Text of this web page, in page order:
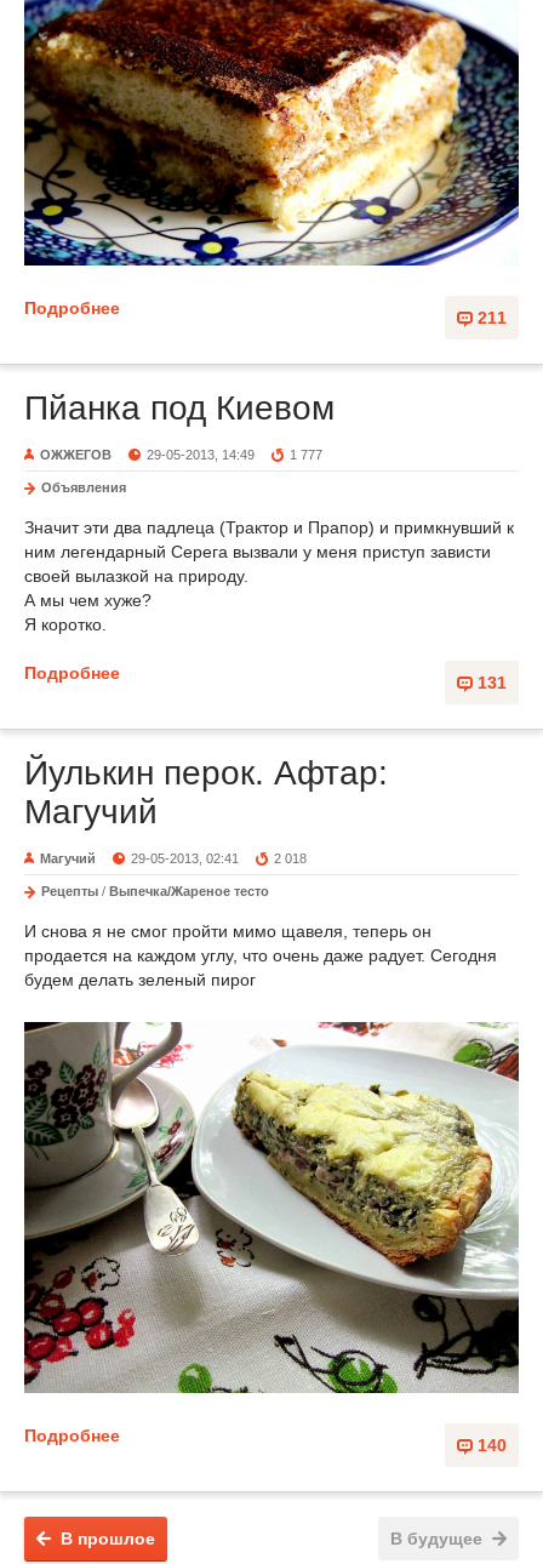
211
Подробнее
Пйанка под Киевом
ОЖЖЕГОВ 29-05-2013, 14:49 1 777
Объявления
Значит эти два падлеца (Трактор и Прапор) и примкнувший к
ним легендарный Серега вызвали у меня приступ зависти
своей вылазкой на природу.
А мы чем хуже?
Я коротко.
131
Подробнее
Йулькин перок. Афтар:
Магучий
Магучий 29-05-2013, 02:41 2 018
Рецепты / Выпечка/Жареное тесто
И снова я не смог пройти мимо щавеля, теперь он
продается на каждом углу, что очень даже радует. Сегодня
будем делать зеленый пирог
140
Подробнее
В будущее
В прошлое